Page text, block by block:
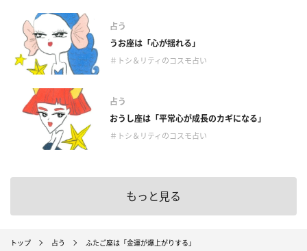
占う
うお座は「心が揺れる」
＃トシ＆リティのコスモ占い
占う
おうし座は「平常心が成長のカギになる」
＃トシ＆リティのコスモ占い
もっと見る
トップ 占う ふたご座は「金運が爆上がりする」